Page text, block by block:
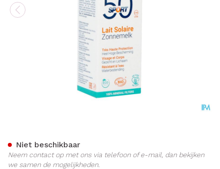
Niet beschikbaar
Neem contact op met ons via telefoon of e-mail, dan bekijken
we samen de mogelijkheden.